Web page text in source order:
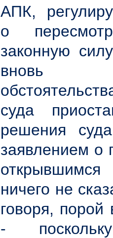
АПК,
о
законную
вновь
суда
решения
заявлением о
ничего не
говоря,
-